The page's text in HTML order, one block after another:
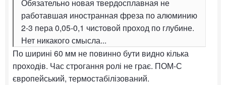
Обязательно новая твердосплавная не
работавшая иностранная фреза по алюминию
2-3 пера 0,05-0,1 чистовой проход по глубине.
Нет никакого смысла...
По ширині 60 мм не повинно бути видно кілька
проходів. Час строгання ролі не грає. ПОМ-С
європейський, термостабілізований.